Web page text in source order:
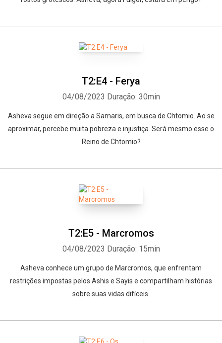
T2:E4 - Ferya
04/08/2023 Duração: 30min
Asheva segue em direção a Samaris, em busca de Chtomio. Ao se
aproximar, percebe muita pobreza e injustiça. Será mesmo esse o
Reino de Chtomio?
T2:E5 - Marcromos
04/08/2023 Duração: 15min
Asheva conhece um grupo de Marcromos, que enfrentam
restrições impostas pelos Ashis e Sayis e compartilham histórias
sobre suas vidas difíceis.